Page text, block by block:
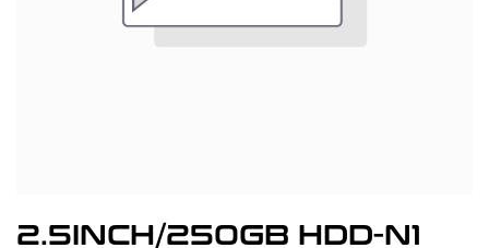
2.5INCH/250GB HDD-N1